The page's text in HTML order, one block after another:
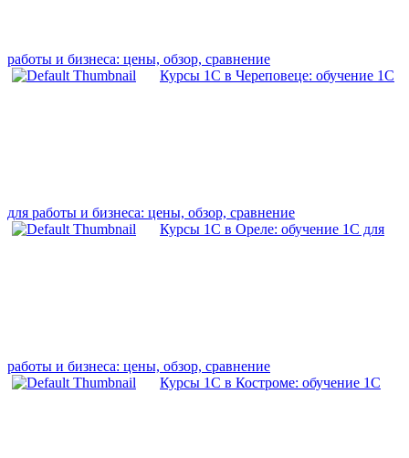
работы и бизнеса: цены, обзор, сравнение
Курсы 1С в Череповеце: обучение 1С
для работы и бизнеса: цены, обзор, сравнение
Курсы 1С в Ореле: обучение 1С для
работы и бизнеса: цены, обзор, сравнение
Курсы 1С в Костроме: обучение 1С